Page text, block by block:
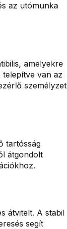
az utómunka
amelyekre
van az
személyzet
tartósság
átgondolt
átvitelt. A stabil
segít